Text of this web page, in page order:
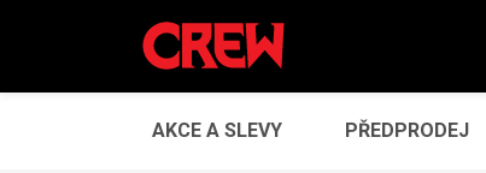
AKCE A SLEVY PŘEDPRODEJ